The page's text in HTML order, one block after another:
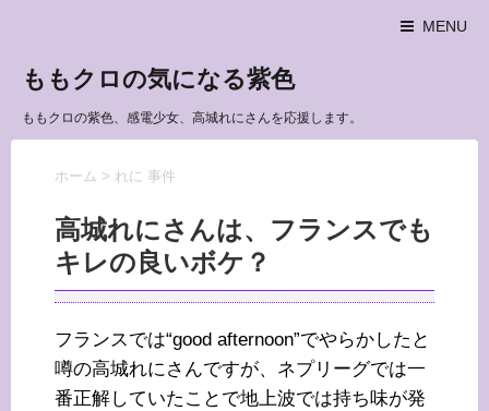
MENU
ももクロの気になる紫色
ももクロの紫色、感電少女、高城れにさんを応援します。
ホーム > れに 事件
高城れにさんは、フランスでも
キレの良いボケ？
フランスでは“good afternoon”でやらかしたと
噂の高城れにさんですが、ネプリーグでは一
番正解していたことで地上波では持ち味が発